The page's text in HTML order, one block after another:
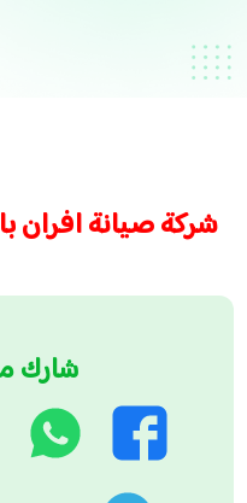
شركة صيانة افران
شارك
فيسبوك